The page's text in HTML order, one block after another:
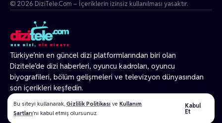
Bu siteyi kullanarak, Gizlilik Politikası ve Kullanım
Şartları'nı kabul etmiş olursunuz.
Kabul
Et
Türkiye’nin en güncel dizi platformlarından biri olan
Dizitele’de dizi haberleri, oyuncu kadroları, oyuncu
biyografileri, bölüm gelişmeleri ve televizyon dünyasından
son içerikleri keşfedin.
© 2026 Tüm Hakları Gizlidir.
© 2026 DiziTele.Com – İçeriklerin izinsiz kullanılması yasaktır.